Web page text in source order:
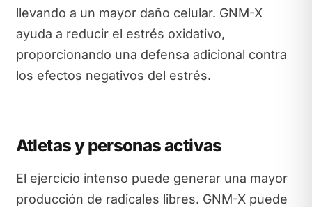
llevando a un mayor daño celular. GNM-X
ayuda a reducir el estrés oxidativo,
proporcionando una defensa adicional contra
los efectos negativos del estrés.
Atletas y personas activas
El ejercicio intenso puede generar una mayor
producción de radicales libres. GNM-X puede